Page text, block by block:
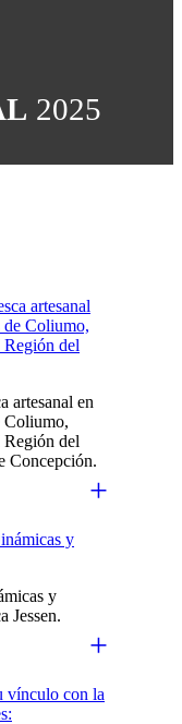
2025
artesanal en
Coliumo,
del
Concepción.
+
y
Jessen.
+